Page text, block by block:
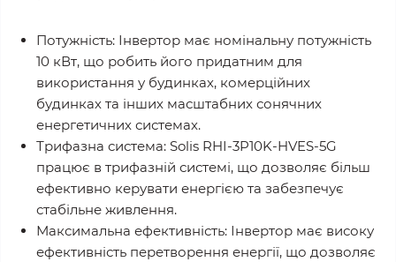
Потужність: Інвертор має номінальну потужність
10 кВт, що робить його придатним для
використання у будинках, комерційних
будинках та інших масштабних сонячних
енергетичних системах.
Трифазна система: Solis RHI-3P10K-HVES-5G
працює в трифазній системі, що дозволяє більш
ефективно керувати енергією та забезпечує
стабільне живлення.
Максимальна ефективність: Інвертор має високу
ефективність перетворення енергії, що дозволяє